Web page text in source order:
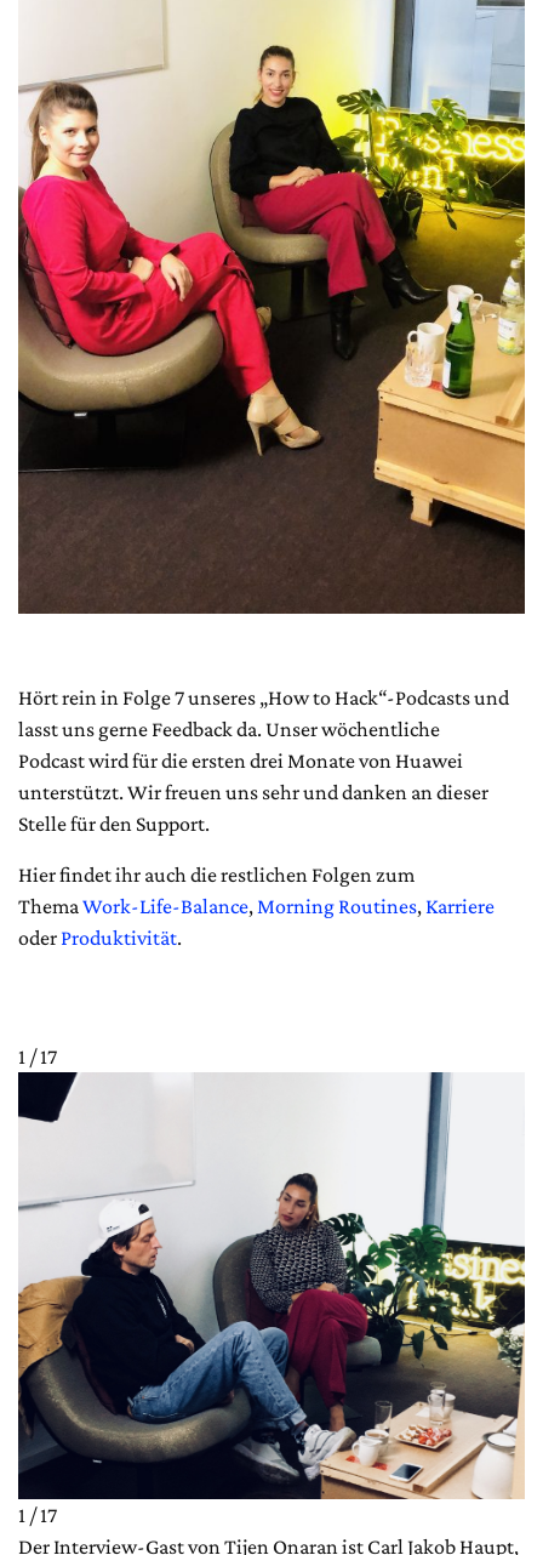
Hört rein in Folge 7 unseres „How to Hack“-Podcasts und
lasst uns gerne Feedback da. Unser wöchentliche
Podcast wird für die ersten drei Monate von Huawei
unterstützt. Wir freuen uns sehr und danken an dieser
Stelle für den Support.
Hier findet ihr auch die restlichen Folgen zum
ThemaWork-Life-Balance,Morning Routines, Karriere
oder Produktivität.
1 / 17
1 / 17
Der Interview-Gast von Tijen Onaran ist Carl Jakob Haupt,